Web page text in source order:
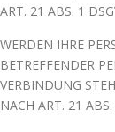
ART. 21 ABS. 1
WERDEN IHRE
BETREFFENDER
VERBINDUNG
NACH ART. 21